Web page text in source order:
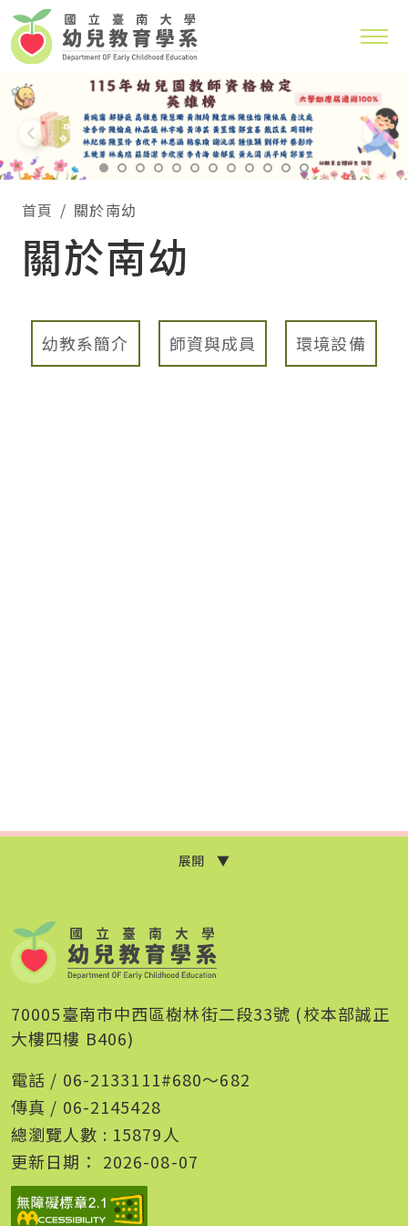
生入學即可修習教保專業知能課程和幼兒園教師
庭教育學系研究所
生可修讀幼兒園教師師資職前教育課程與教保專
115年幼兒園教師資格檢定英雄榜 大學部通過率
首頁 關於南幼
關於南幼
幼教系簡介 師資與成員 環境設備
展開 ▼
70005臺南市中西區樹林街二段33號 (校本部誠正
大樓四樓 B406)
電話 / 06-2133111#680～682
傳真 / 06-2145428
總瀏覽人數 : 15879 人
更新日期： 2026-08-07